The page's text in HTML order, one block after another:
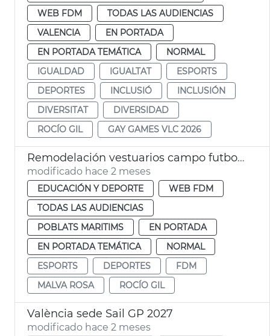
WEB FDM
TODAS LAS AUDIENCIAS
VALENCIA
EN PORTADA
EN PORTADA TEMÁTICA
NORMAL
IGUALDAD
IGUALTAT
ESPORTS
DEPORTES
INCLUSIÓ
INCLUSIÓN
DIVERSITAT
DIVERSIDAD
ROCÍO GIL
GAY GAMES VLC 2026
Remodelación vestuarios campo futbol la Malva-rosa València
modificado hace 2 meses
EDUCACIÓN Y DEPORTE
WEB FDM
TODAS LAS AUDIENCIAS
POBLATS MARITIMS
EN PORTADA
EN PORTADA TEMÁTICA
NORMAL
ESPORTS
DEPORTES
FDM
MALVA ROSA
ROCÍO GIL
València sede Sail GP 2027
modificado hace 2 meses